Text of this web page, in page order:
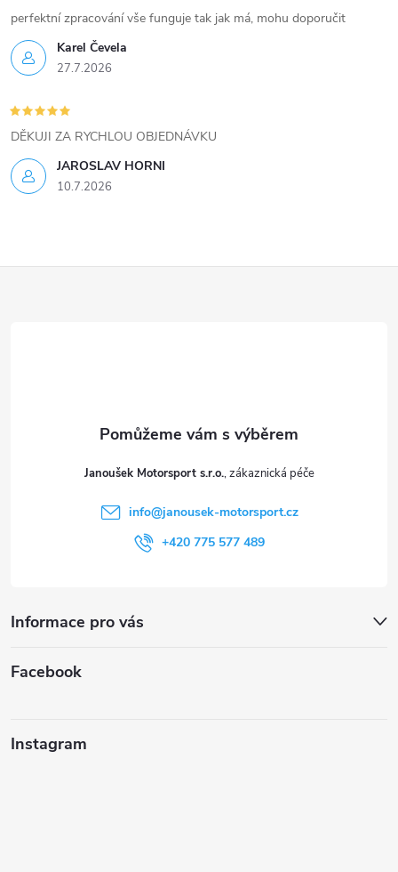
i
s
u
Karel Čevela
27.7.2026
perfektní zpracování vše funguje tak jak má, mohu doporučit
JAROSLAV HORNI
10.7.2026
DĚKUJI ZA RYCHLOU OBJEDNÁVKU
Janoušek Motorsport s.r.o.
info@janousek-motorsport.cz
+420 775 577 489
Informace pro vás
Facebook
Instagram